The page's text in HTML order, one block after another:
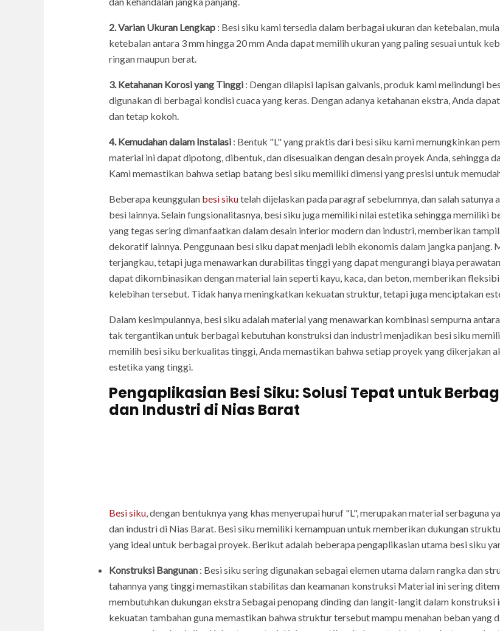
2. Varian Ukuran Lengkap: Besi siku kami tersedia dalam berbagai ukuran dan ketebalan,
ketebalan antara 3 mm hingga 20 mm Anda dapat memilih ukuran yang paling sesuai untuk
ringan maupun berat.
3. Ketahanan Korosi yang Tinggi: Dengan dilapisi lapisan galvanis, produk kami melindungi
digunakan di berbagai kondisi cuaca yang keras. Dengan adanya ketahanan ekstra, Anda
dan tetap kokoh.
4. Kemudahan dalam Instalasi: Bentuk "L" yang praktis dari besi siku kami memungkinkan
material ini dapat dipotong, dibentuk, dan disesuaikan dengan desain proyek Anda, sehingga
Kami memastikan bahwa setiap batang besi siku memiliki dimensi yang presisi untuk
Beberapa keunggulan besi sikutelah dijelaskan pada paragraf sebelumnya, dan salah satunya
besi lainnya. Selain fungsionalitasnya, besi siku juga memiliki nilai estetika sehingga memiliki
yang tegas sering dimanfaatkan dalam desain interior modern dan industri, memberikan
dekoratif lainnya. Penggunaan besi siku dapat menjadi lebih ekonomis dalam jangka panjang.
terjangkau, tetapi juga menawarkan durabilitas tinggi yang dapat mengurangi biaya
dapat dikombinasikan dengan material lain seperti kayu, kaca, dan beton, memberikan
kelebihan tersebut. Tidak hanya meningkatkan kekuatan struktur, tetapi juga menciptakan
Dalam kesimpulannya, besi siku adalah material yang menawarkan kombinasi sempurna
tak tergantikan untuk berbagai kebutuhan konstruksi dan industri menjadikan besi siku
memilih besi siku berkualitas tinggi, Anda memastikan bahwa setiap proyek yang dikerjakan
estetika yang tinggi.
Pengaplikasian Besi Siku: Solusi Tepat untuk
dan Industri di Nias Barat
Besi siku, dengan bentuknya yang khas menyerupai huruf "L", merupakan material serbaguna
dan industri di Nias Barat. Besi siku memiliki kemampuan untuk memberikan dukungan
yang ideal untuk berbagai proyek. Berikut adalah beberapa pengaplikasian utama besi siku
Konstruksi Bangunan: Besi siku sering digunakan sebagai elemen utama dalam rangka dan
tahannya yang tinggi memastikan stabilitas dan keamanan konstruksi Material ini sering
membutuhkan dukungan ekstra Sebagai penopang dinding dan langit-langit dalam
kekuatan tambahan guna memastikan bahwa struktur tersebut mampu menahan beban yang